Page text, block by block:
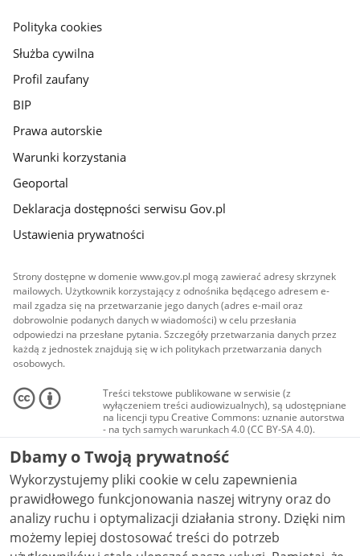
gov.pl
Polityka cookies
Służba cywilna
Profil zaufany
BIP
Prawa autorskie
Warunki korzystania
Geoportal
Deklaracja dostępności serwisu Gov.pl
Ustawienia prywatności
Strony dostępne w domenie www.gov.pl mogą zawierać adresy skrzynek
mailowych. Użytkownik korzystający z odnośnika będącego adresem e-
mail zgadza się na przetwarzanie jego danych (adres e-mail oraz
dobrowolnie podanych danych w wiadomości) w celu przesłania
odpowiedzi na przesłane pytania. Szczegóły przetwarzania danych przez
każdą z jednostek znajdują się w ich politykach przetwarzania danych
osobowych.
Treści tekstowe publikowane w serwisie (z
wyłączeniem treści audiowizualnych), są udostępniane
na licencji typu Creative Commons: uznanie autorstwa
- na tych samych warunkach 4.0 (CC BY-SA 4.0).
Materiały audiowizualne, w tym zdjęcia, materiały
audio i wideo, są udostępniane na licencji typu
Creative Commons: uznanie autorstwa użycie
niekomercyjne - bez utworów zależnych 4.0 (CC BY-
NC-ND 4.0), o ile nie jest to stwierdzone inaczej.
Dbamy o Twoją prywatność
Wykorzystujemy pliki cookie w celu zapewnienia
prawidłowego funkcjonowania naszej witryny oraz do
analizy ruchu i optymalizacji działania strony. Dzięki nim
możemy lepiej dostosować treści do potrzeb